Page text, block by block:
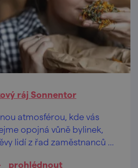
ráj Sonnentor
atmosférou, kde vás
opojná vůně bylinek,
lidí z řad zaměstnanců i
prohlédnout